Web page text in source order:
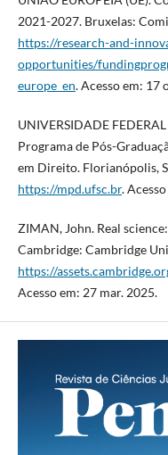
2021-2027. Bruxelas:
https://research-and-
opportunities/
europe_en. Acesso em: 17
UNIVERSIDADE
Programa de Pós-
em Direito. Florianópolis,
https://mpd.ufsc.br.
ZIMAN, John. Real
Cambridge: Cambridge
https://
Acesso em: 27 mar. 2025.